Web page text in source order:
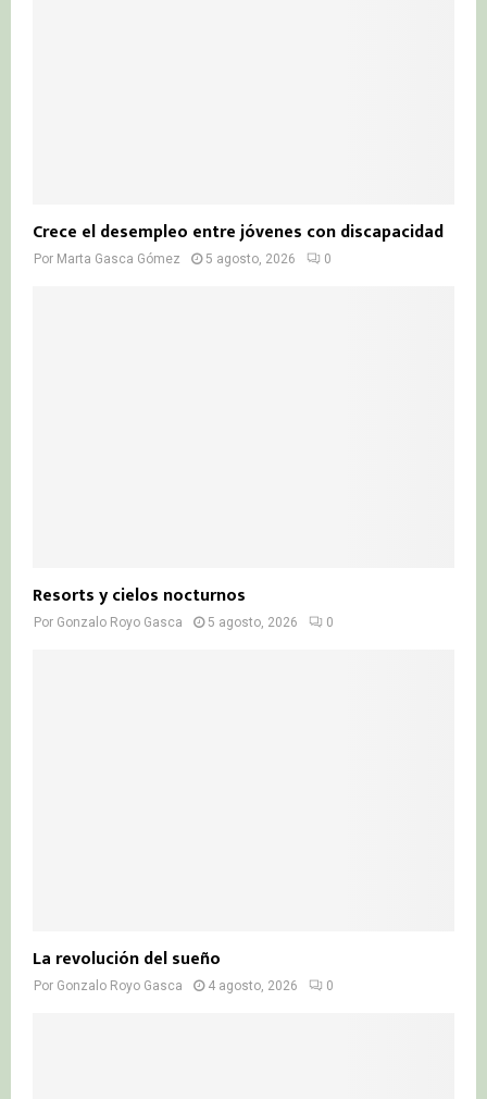
Crece el desempleo entre jóvenes con discapacidad
Por Marta Gasca Gómez 5 agosto, 2026 0
Resorts y cielos nocturnos
Por Gonzalo Royo Gasca 5 agosto, 2026 0
La revolución del sueño
Por Gonzalo Royo Gasca 4 agosto, 2026 0